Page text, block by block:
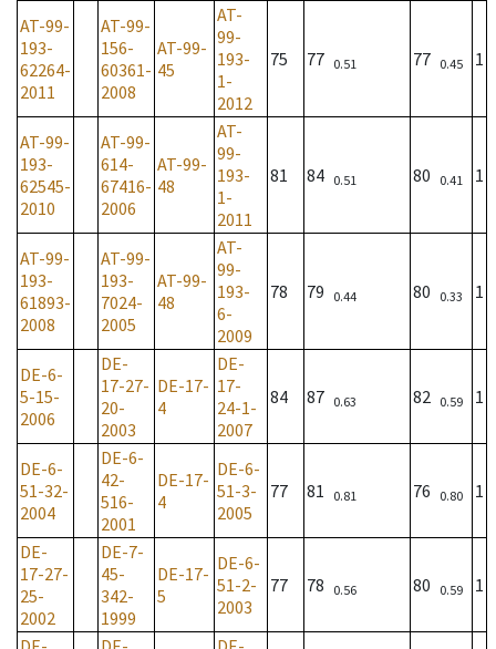
AT-99-
193-
62264-
2011
AT-99-
156-
60361-
2008
AT-99-
45
AT-
99-
193-
1-
2012
75 77 0.51 77 0.45 1
AT-99-
193-
62545-
2010
AT-99-
614-
67416-
2006
AT-99-
48
AT-
99-
193-
1-
2011
81 84 0.51 80 0.41 1
AT-99-
193-
61893-
2008
AT-99-
193-
7024-
2005
AT-99-
48
AT-
99-
193-
6-
2009
78 79 0.44 80 0.33 1
DE-6-
5-15-
2006
DE-
17-27-
20-
2003
DE-17-
4
DE-
17-
24-1-
2007
84 87 0.63 82 0.59 1
DE-6-
51-32-
2004
DE-6-
42-
516-
2001
DE-17-
4
DE-6-
51-3-
2005
77 81 0.81 76 0.80 1
DE-
17-27-
25-
2002
DE-7-
45-
342-
1999
DE-17-
5
DE-6-
51-2-
2003
77 78 0.56 80 0.59 1